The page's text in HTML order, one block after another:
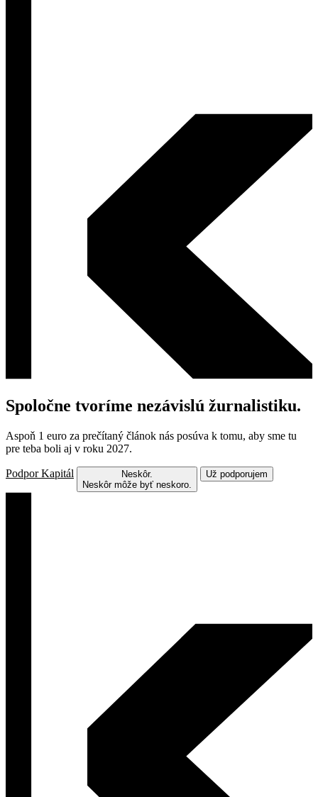
Spoločne tvoríme nezávislú žurnalistiku.
Aspoň 1 euro za prečítaný článok nás posúva k tomu, aby sme tu
pre teba boli aj v roku 2027.
Podpor Kapitál
Neskôr.
Neskôr môže byť neskoro.
Už podporujem